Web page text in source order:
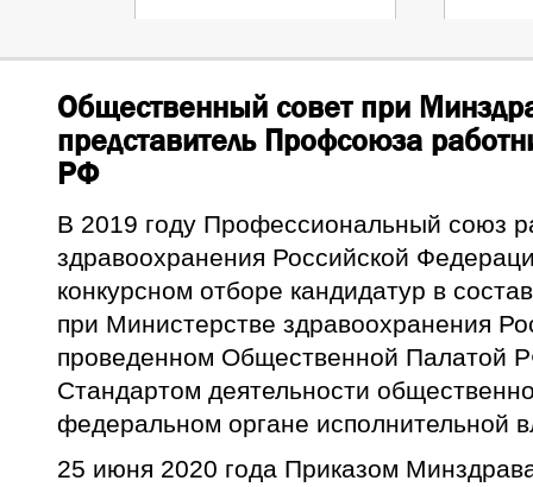
Общественный совет при
представитель Профсоюза
РФ
В 2019 году Профессиональный союз
здравоохранения Российской
конкурсном отборе кандидатур в
при Министерстве здравоохранения
проведенном Общественной Палатой
Стандартом деятельности
федеральном органе исполнительной
25 июня 2020 года Приказом